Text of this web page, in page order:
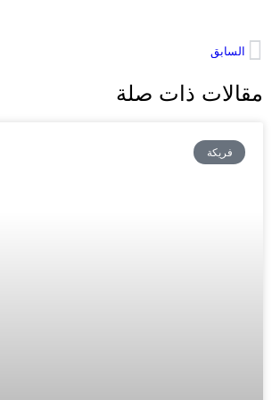
السابق
مقالات ذات صلة
فريكة